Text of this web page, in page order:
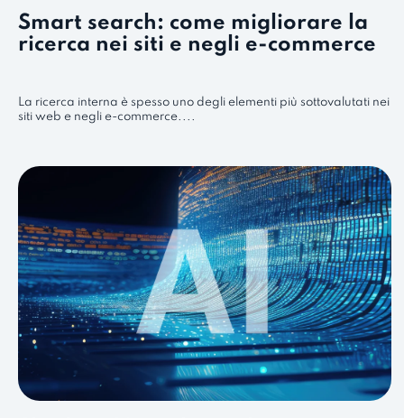
Smart search: come migliorare la
ricerca nei siti e negli e-commerce
La ricerca interna è spesso uno degli elementi più sottovalutati nei
siti web e negli e-commerce....